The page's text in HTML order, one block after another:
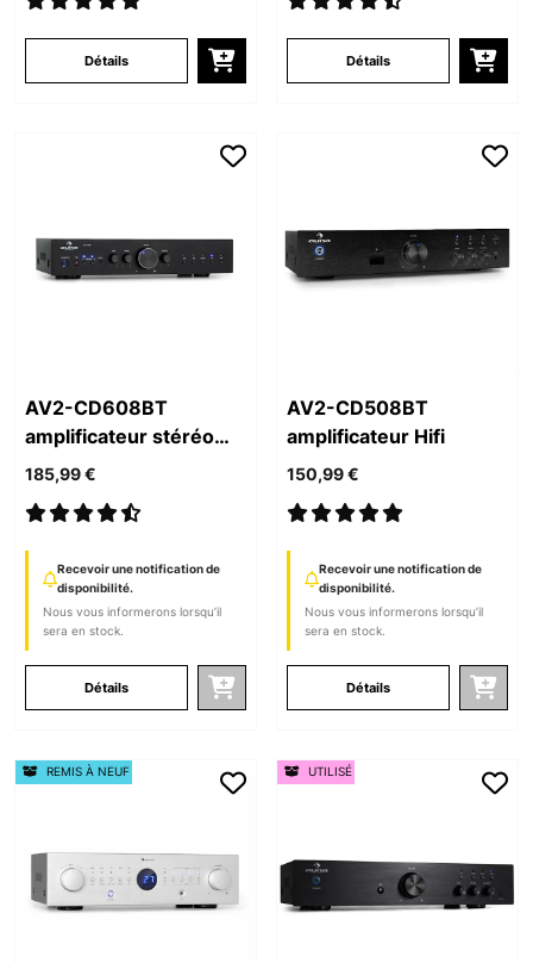
Détails Détails
AV2-CD608BT
amplificateur stéréo
HiFi
185,99 €
Recevoir une notification de
disponibilité.
Nous vous informerons lorsqu’il
sera en stock.
Détails
AV2-CD508BT
amplificateur Hifi
150,99 €
Recevoir une notification de
disponibilité.
Nous vous informerons lorsqu’il
sera en stock.
Détails
REMIS À NEUF UTILISÉ